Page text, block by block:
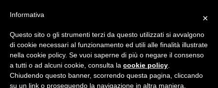
BOLLITORI E THERMOS Cerca
×
Informativa
Questo sito o gli strumenti terzi da questo utilizzati si avvalgono
di cookie necessari al funzionamento ed utili alle finalità illustrate
nella cookie policy. Se vuoi saperne di più o negare il consenso
a tutti o ad alcuni cookie, consulta la cookie policy
Chiudendo questo banner, scorrendo questa pagina, cliccando
su un link o proseguendo la navigazione in altra maniera,